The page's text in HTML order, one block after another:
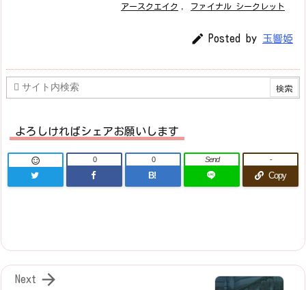
アースクエイク
ファイナル シークレット
 Posted by 玉響姫
よろしければシェアお願いします
 0
B!
0 Send
Copy
-

Next